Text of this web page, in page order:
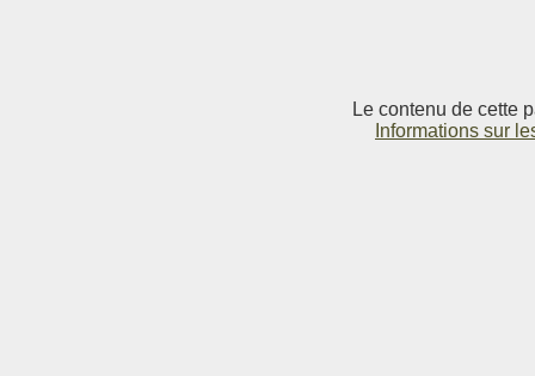
Le contenu de cette
Informations sur